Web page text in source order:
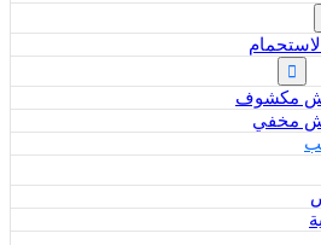
مكشوف
مخفي